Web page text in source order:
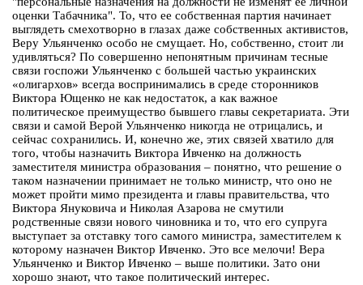
оценки Табачника". То, что ее собственная партия начинает
выглядеть смехотворно в глазах даже собственных активистов,
Веру Ульянченко особо не смущает. Но, собственно, стоит ли
удивляться? По совершенно непонятным причинам тесные
связи госпожи Ульянченко с большей частью украинских
«олигархов» всегда воспринимались в среде сторонников
Виктора Ющенко не как недостаток, а как важное
политическое преимущество бывшего главы секретариата. Эти
связи и самой Верой Ульянченко никогда не отрицались, и
сейчас сохранились. И, конечно же, этих связей хватило для
того, чтобы назначить Виктора Ивченко на должность
заместителя министра образования – понятно, что решение о
таком назначении принимает не только министр, что оно не
может пройти мимо президента и главы правительства, что
Виктора Януковича и Николая Азарова не смутили
родственные связи нового чиновника и то, что его супруга
выступает за отставку того самого министра, заместителем к
которому назначен Виктор Ивченко. Это все мелочи! Вера
Ульянченко и Виктор Ивченко – выше политики. Зато они
хорошо знают, что такое политический интерес.